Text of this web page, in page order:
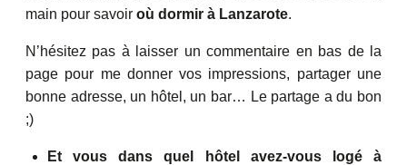
main pour savoir où dormir à Lanzarote.
N’hésitez pas à laisser un commentaire en bas de la
page pour me donner vos impressions, partager une
bonne adresse, un hôtel, un bar… Le partage a du bon
;)
Et vous dans quel hôtel avez-vous logé à